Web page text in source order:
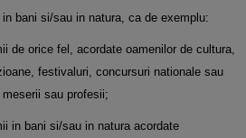
bani si/sau in natura, ca de exemplu:
de orice fel, acordate oamenilor de cultura,
festivaluri, concursuri nationale sau
sau profesii;
in bani si/sau in natura acordate